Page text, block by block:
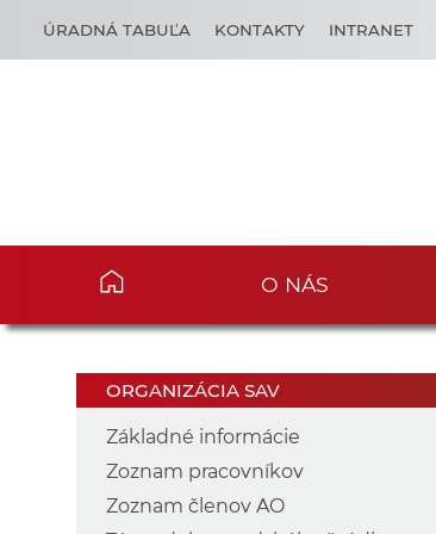
ÚRADNÁ TABUĽA KONTAKTY INTRANET
O NÁS
ORGANIZÁCIA SAV
Základné informácie
Zoznam pracovníkov
Zoznam členov AO